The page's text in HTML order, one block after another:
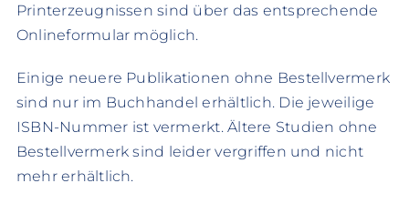
Printerzeugnissen sind über das entsprechende
Onlineformular möglich.
Einige neuere Publikationen ohne Bestellvermerk
sind nur im Buchhandel erhältlich. Die jeweilige
ISBN-Nummer ist vermerkt. Ältere Studien ohne
Bestellvermerk sind leider vergriffen und nicht
mehr erhältlich.